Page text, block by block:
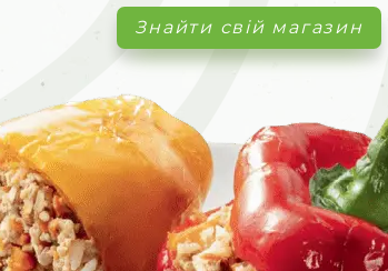
Знайти свій магазин